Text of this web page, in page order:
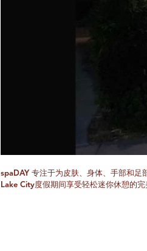
spaDAY 专注于为皮肤、身体、手部和
Lake City度假期间享受轻松迷你休憩的完